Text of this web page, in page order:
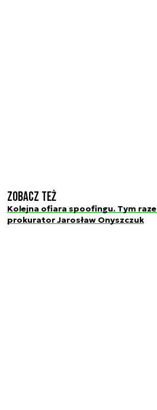
Zobacz też
Kolejna ofiara spoofingu. Tym
prokurator Jarosław Onyszczuk